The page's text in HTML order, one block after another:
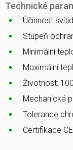
Technické
Účinnost
Stupeň
Minimální
Maximální
Životnost:
Mechanická
Tolerance
Certifikace